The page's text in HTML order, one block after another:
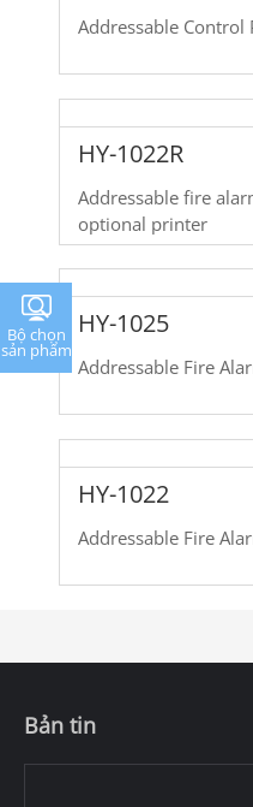
Addressable Control
HY-1022R
Addressable fire
optional printer
HY-1025
Addressable Fire
HY-1022
Addressable Fire
Bộ chọn
sản phẩm
Bản tin